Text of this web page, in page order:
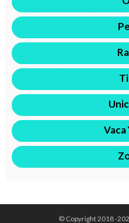
Vaca
© Copyright 2018 -